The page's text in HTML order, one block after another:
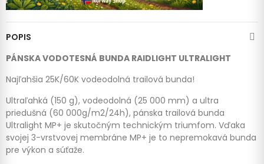
POPIS
PÁNSKA VODOTESNÁ BUNDA RAIDLIGHT ULTRALIGHT
Najľahšia 25K/60K vodeodolná trailová bunda!
Ultraľahká (150 g), vodeodolná (25 000 mm) a ultra
priedušná (60 000g/m2/24h), pánska trailová bunda
Ultralight MP+ je skutočným technickým triumfom. Vďaka
svojej 3-vrstvovej membráne MP+ je to nepremokavá bunda
pre výkon a súťaže.